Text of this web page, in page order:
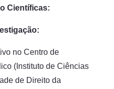
Científicas:
no Centro de
(Instituto de Ciências
de Direito da